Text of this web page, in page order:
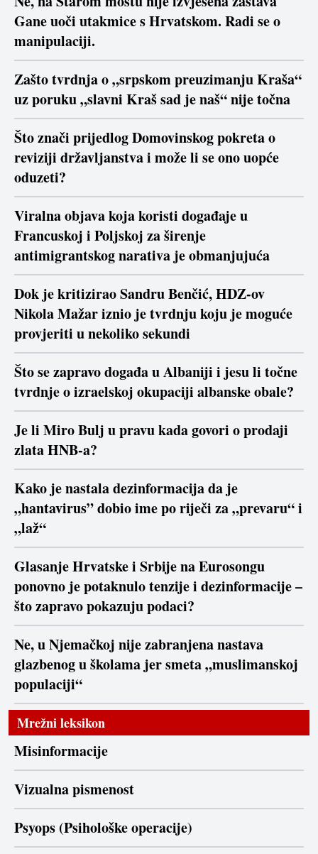
Gane uoči utakmice s Hrvatskom. Radi se o
manipulaciji.
Zašto tvrdnja o „srpskom preuzimanju Kraša“
uz poruku „slavni Kraš sad je naš“ nije točna
Što znači prijedlog Domovinskog pokreta o
reviziji državljanstva i može li se ono uopće
oduzeti?
Viralna objava koja koristi događaje u
Francuskoj i Poljskoj za širenje
antimigrantskog narativa je obmanjujuća
Dok je kritizirao Sandru Benčić, HDZ-ov
Nikola Mažar iznio je tvrdnju koju je moguće
provjeriti u nekoliko sekundi
Što se zapravo događa u Albaniji i jesu li točne
tvrdnje o izraelskoj okupaciji albanske obale?
Je li Miro Bulj u pravu kada govori o prodaji
zlata HNB-a?
Kako je nastala dezinformacija da je
„hantavirus” dobio ime po riječi za „prevaru“ i
„laž“
Glasanje Hrvatske i Srbije na Eurosongu
ponovno je potaknulo tenzije i dezinformacije –
što zapravo pokazuju podaci?
Ne, u Njemačkoj nije zabranjena nastava
glazbenog u školama jer smeta „muslimanskoj
populaciji“
Mrežni leksikon
Misinformacije
Vizualna pismenost
Psyops (Psihološke operacije)